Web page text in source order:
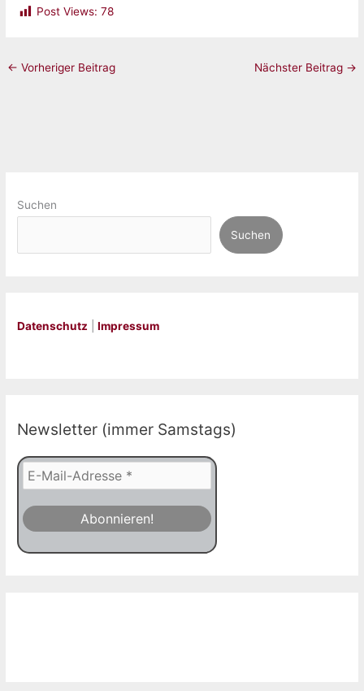
Post Views: 78
← Vorheriger Beitrag Nächster Beitrag →
Suchen
Suchen
Datenschutz |Impressum
Newsletter (immer Samstags)